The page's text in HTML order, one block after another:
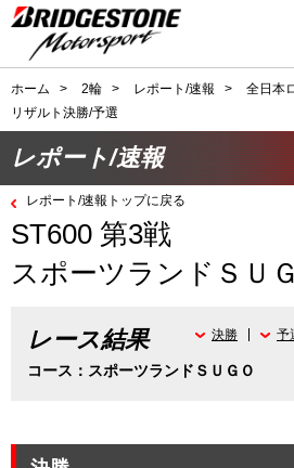
ホーム > 2輪 > レポート/速報 > 全日本
リザルト決勝/予選
レポート/速報
レポート/速報トップに戻る
ST600 第3戦
スポーツランドＳＵ
レース結果
コース：スポーツランドＳＵＧＯ
決勝 予